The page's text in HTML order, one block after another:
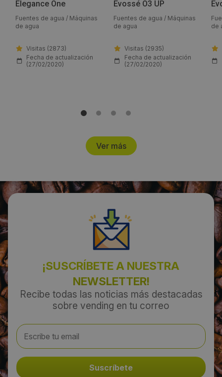
Jueves 27 Febrero 2020
Elegance One
Fuentes de agua / Máquinas
de agua
Visitas (2873)
Fecha de actualización
(27/02/2020)
Evossé O3 UP
Fuentes de agua / Máquinas
de agua
Visitas (2935)
Fecha de actualización
(27/02/2020)
de
Ver más
¡SUSCRÍBETE A NUESTRA
NEWSLETTER!
Recibe todas las noticias más destacadas
sobre vending en tu correo